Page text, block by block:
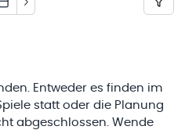
Entweder es finden im
statt oder die Planung
abgeschlossen. Wende